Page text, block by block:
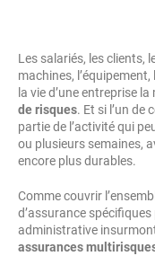
Les salariés, les clients,
machines,
la vie d’une entreprise
de risques. Et si l’un de
partie de l’activité qui
ou plusieurs semaines,
encore plus durables.
Comme couvrir
d’assurance
administrative
assurances